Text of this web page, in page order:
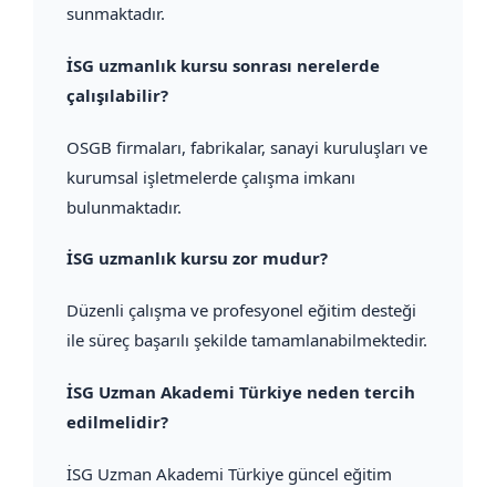
sunmaktadır.
İSG uzmanlık kursu sonrası nerelerde
çalışılabilir?
OSGB firmaları, fabrikalar, sanayi kuruluşları ve
kurumsal işletmelerde çalışma imkanı
bulunmaktadır.
İSG uzmanlık kursu zor mudur?
Düzenli çalışma ve profesyonel eğitim desteği
ile süreç başarılı şekilde tamamlanabilmektedir.
İSG Uzman Akademi Türkiye neden tercih
edilmelidir?
İSG Uzman Akademi Türkiye güncel eğitim